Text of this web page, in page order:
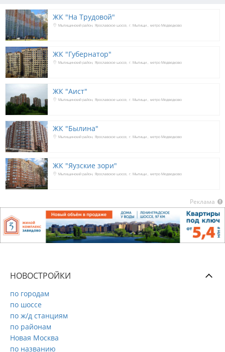
ЖК "На Трудовой"
Мытищинский район Ярославское шоссе г. Мытищи метро Медведково
ЖК "Губернатор"
Мытищинский район Ярославское шоссе г. Мытищи метро Медведково
ЖК "Аист"
Мытищинский район Ярославское шоссе г. Мытищи метро Медведково
ЖК "Былина"
Мытищинский район Ярославское шоссе г. Мытищи метро Медведково
ЖК "Яузские зори"
Мытищинский район Ярославское шоссе г. Мытищи метро Медведково
Реклама
НОВОСТРОЙКИ
по городам
по шоссе
по ж/д станциям
по районам
Новая Москва
по названию